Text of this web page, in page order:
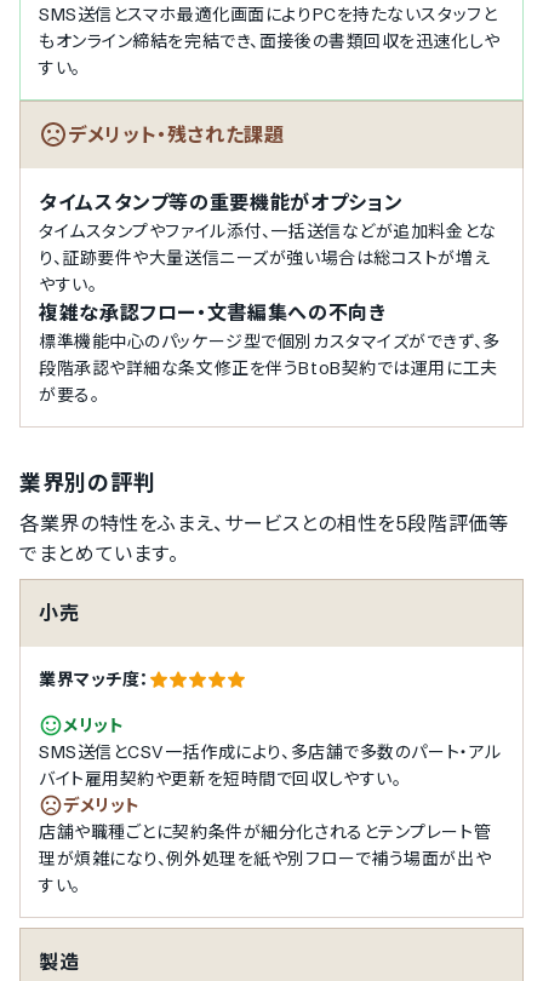
法律への対応
電子署名法対応
SMS送信とスマホ最適化画面によりPCを持たないスタッフと
もオンライン締結を完結でき、面接後の書類回収を迅速化しや
すい。
デメリット・残された​課題
タイムスタンプ等の重要機能がオプション
タイムスタンプやファイル添付、一括送信などが追加料金とな
り、証跡要件や大量送信ニーズが強い場合は総コストが増え
やすい。
複雑な承認フロー・文書編集への不向き
標準機能中心のパッケージ型で個別カスタマイズができず、多
段階承認や詳細な条文修正を伴うBtoB契約では運用に工夫
が要る。
業界別の評判
各業界の特性をふまえ、サービスとの相性を5段階評価等
でまとめています。
小売
業界マッチ度：
メリット
SMS送信とCSV一括作成により、多店舗で多数のパート・アル
バイト雇用契約や更新を短時間で回収しやすい。
デメリット
店舗や職種ごとに契約条件が細分化されるとテンプレート管
理が煩雑になり、例外処理を紙や別フローで補う場面が出や
すい。
製造